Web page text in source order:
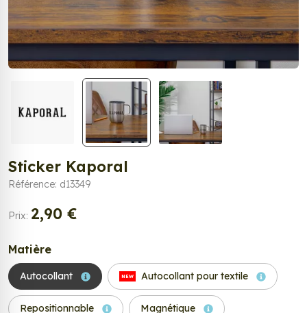
Sticker Kaporal
Référence: d13349
Prix: 2,90 €
Matière
Autocollant NEW Autocollant pour textile
Repositionnable Magnétique